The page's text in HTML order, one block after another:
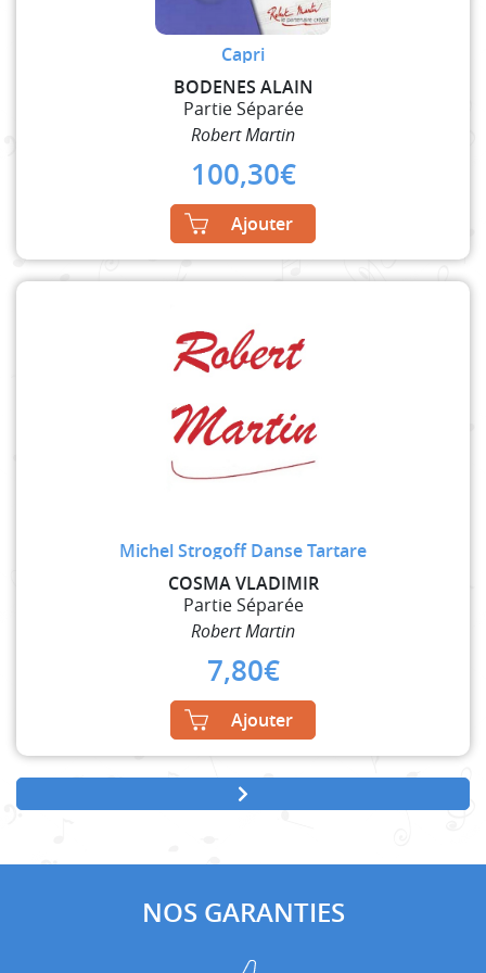
Capri
BODENES ALAIN
Partie Séparée
Robert Martin
100,30€
Ajouter
Michel Strogoff Danse Tartare
COSMA VLADIMIR
Partie Séparée
Robert Martin
7,80€
Ajouter
NOS GARANTIES